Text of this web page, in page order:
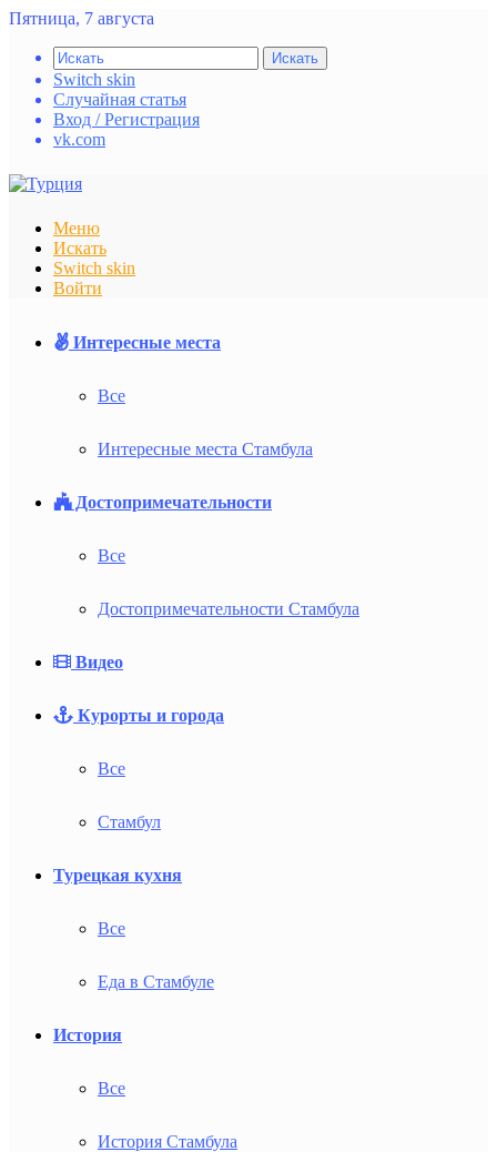
Пятница, 7 августа
Искать
Switch skin
Случайная статья
Вход / Регистрация
vk.com
Меню
Искать
Switch skin
Войти
Интересные места
Все
Интересные места Стамбула
Достопримечательности
Все
Достопримечательности Стамбула
Видео
Курорты и города
Все
Стамбул
Турецкая кухня
Все
Еда в Стамбуле
История
Все
История Стамбула